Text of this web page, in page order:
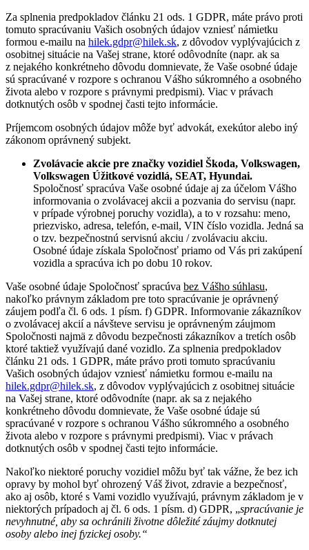
Za splnenia predpokladov článku 21 ods. 1 GDPR, máte právo proti
tomuto spracúvaniu Vašich osobných údajov vzniesť námietku
formou e-mailu na hilek.gdpr@hilek.sk, z dôvodov vyplývajúcich z
osobitnej situácie na Vašej strane, ktoré odôvodníte (napr. ak sa
z nejakého konkrétneho dôvodu domnievate, že Vaše osobné údaje
sú spracúvané v rozpore s ochranou Vášho súkromného a osobného
života alebo v rozpore s právnymi predpismi). Viac v právach
dotknutých osôb v spodnej časti tejto informácie.
Príjemcom osobných údajov môže byť advokát, exekútor alebo iný
zákonom oprávnený subjekt.
Zvolávacie akcie pre značky vozidiel Škoda, Volkswagen,
Volkswagen Úžitkové vozidlá, SEAT, Hyundai.
Spoločnosť spracúva Vaše osobné údaje aj za účelom Vášho
informovania o zvolávacej akcii a pozvania do servisu (napr.
v prípade výrobnej poruchy vozidla), a to v rozsahu: meno,
priezvisko, adresa, telefón, e-mail, VIN číslo vozidla. Jedná sa
o tzv. bezpečnostnú servisnú akciu / zvolávaciu akciu.
Osobné údaje získala Spoločnosť priamo od Vás pri zakúpení
vozidla a spracúva ich po dobu 10 rokov.
Vaše osobné údaje Spoločnosť spracúva bez Vášho súhlasu,
nakoľko právnym základom pre toto spracúvanie je oprávnený
záujem podľa čl. 6 ods. 1 písm. f) GDPR. Informovanie zákazníkov
o zvolávacej akcií a návšteve servisu je oprávneným záujmom
Spoločnosti najmä z dôvodu bezpečnosti zákazníkov a tretích osôb
ktoré taktiež využívajú dané vozidlo. Za splnenia predpokladov
článku 21 ods. 1 GDPR, máte právo proti tomuto spracúvaniu
Vašich osobných údajov vzniesť námietku formou e-mailu na
hilek.gdpr@hilek.sk, z dôvodov vyplývajúcich z osobitnej situácie
na Vašej strane, ktoré odôvodníte (napr. ak sa z nejakého
konkrétneho dôvodu domnievate, že Vaše osobné údaje sú
spracúvané v rozpore s ochranou Vášho súkromného a osobného
života alebo v rozpore s právnymi predpismi). Viac v právach
dotknutých osôb v spodnej časti tejto informácie.
Nakoľko niektoré poruchy vozidiel môžu byť tak vážne, že bez ich
opravy by mohol byť ohrozený Váš život, zdravie a bezpečnosť,
ako aj osôb, ktoré s Vami vozidlo využívajú, právnym základom je v
niektorých prípadoch aj čl. 6 ods. 1 písm. d) GDPR, „spracúvanie je
nevyhnutné, aby sa ochránili životne dôležité záujmy dotknutej
osoby alebo inej fyzickej osoby.“